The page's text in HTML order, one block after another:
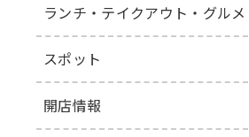
ランチ・テイクアウト・グルメ
スポット
開店情報